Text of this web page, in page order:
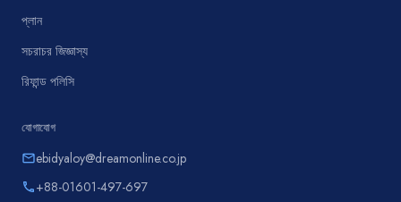
প্লান
সচরাচর জিজ্ঞাস্য
রিফান্ড পলিসি
যোগাযোগ
emailebidyaloy@dreamonline.co.jp
phone+88-01601-497-697